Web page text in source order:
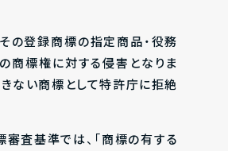
の登録商標の指定商品・役務
商標権に対する侵害となりま
ない商標として特許庁に拒絶
査基準では、「商標の有する